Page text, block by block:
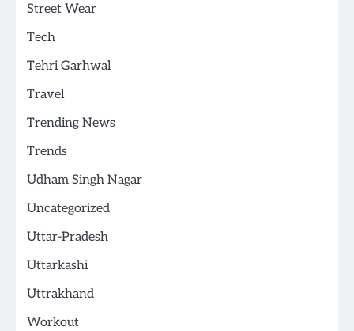
Street Wear
Tech
Tehri Garhwal
Travel
Trending News
Trends
Udham Singh Nagar
Uncategorized
Uttar-Pradesh
Uttarkashi
Uttrakhand
Workout